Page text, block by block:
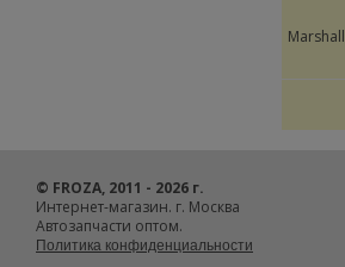
Marshall
© FROZA, 2011 - 2026 г.
Интернет-магазин. г. Москва
Автозапчасти оптом.
Политика конфиденциальности